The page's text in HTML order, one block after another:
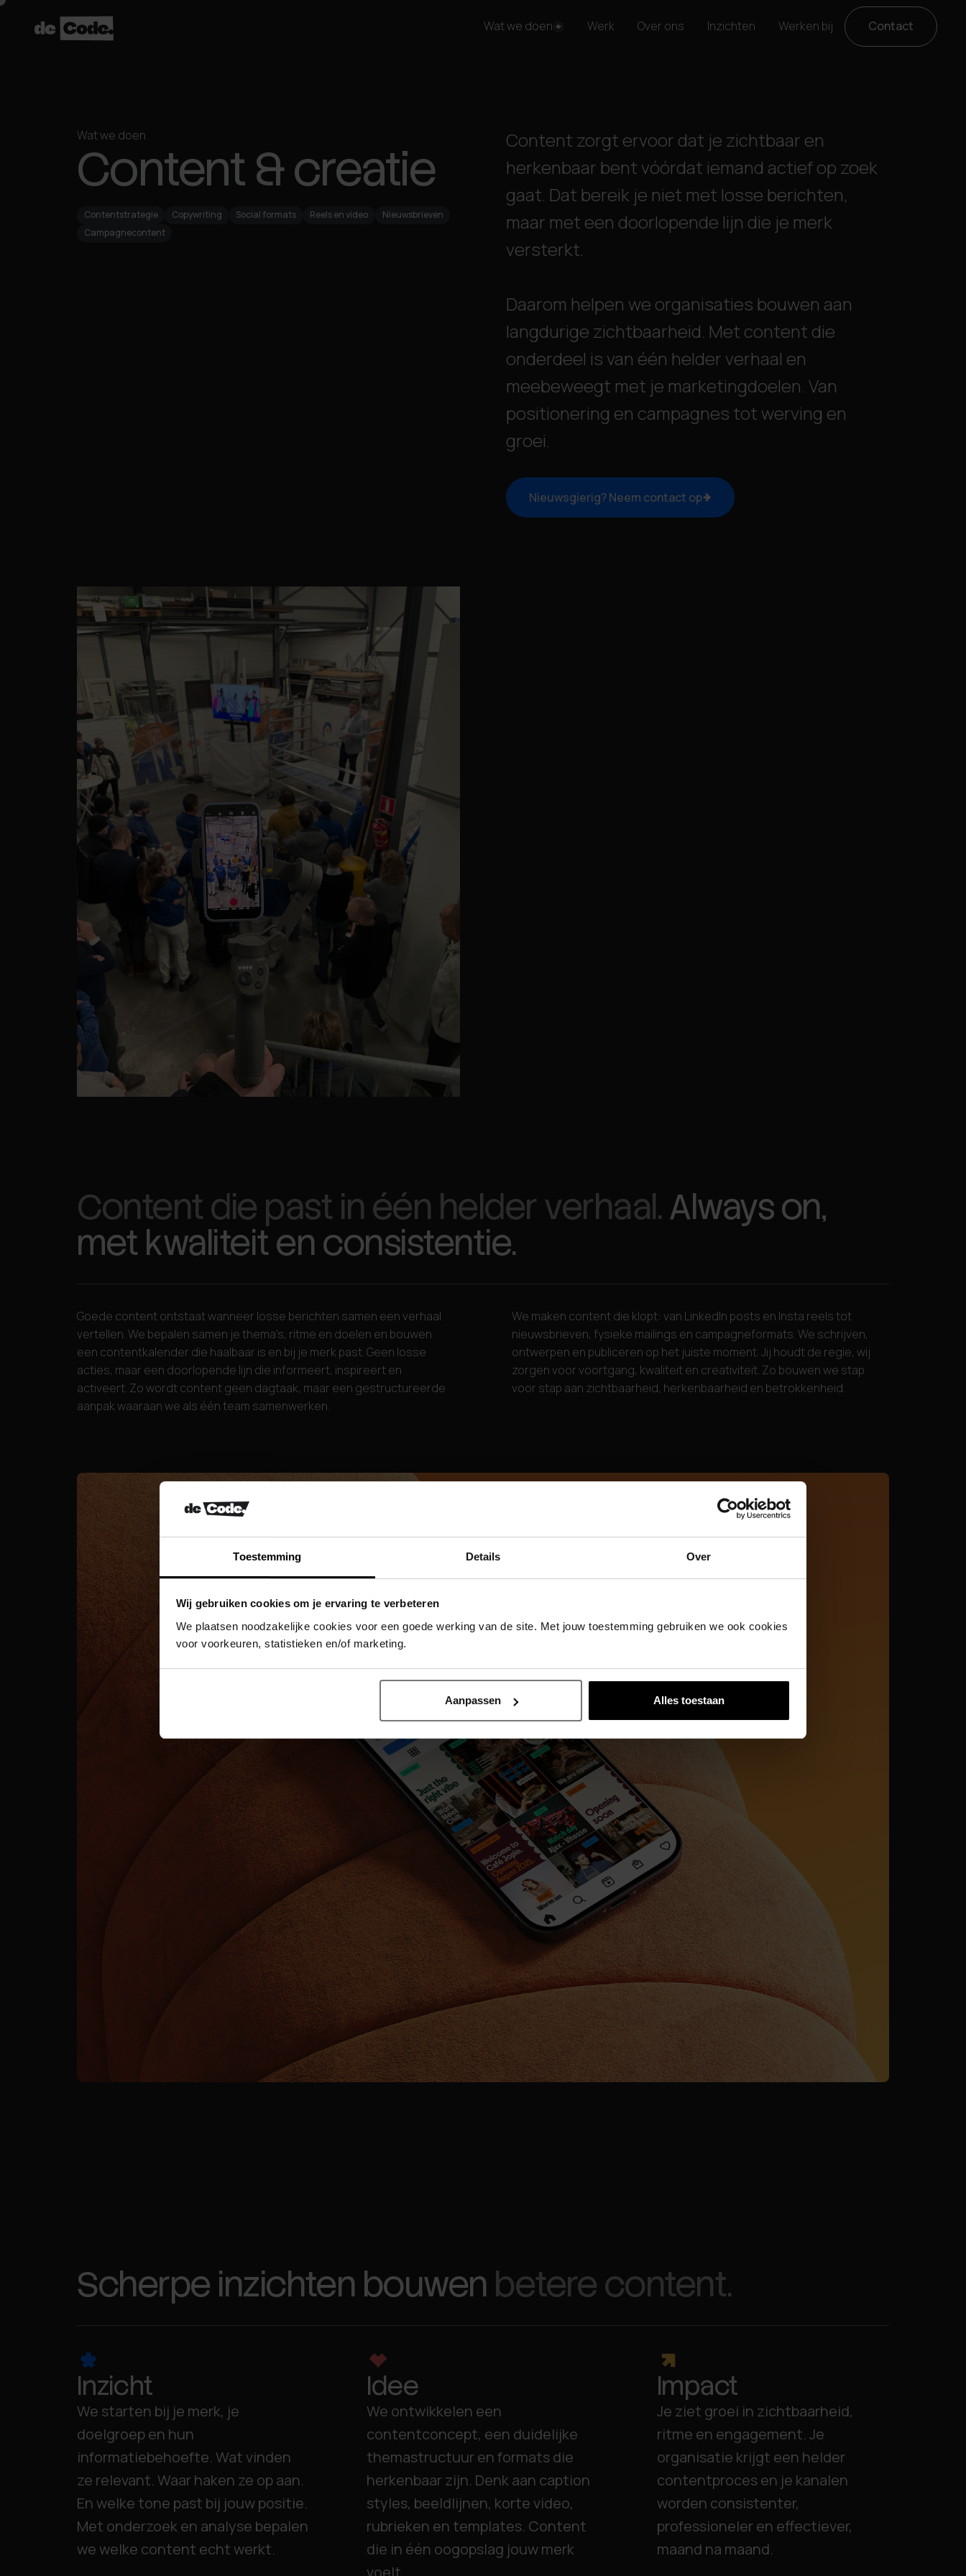
Toestemming Details Over
Wij gebruiken cookies om je ervaring te verbeteren
We plaatsen noodzakelijke cookies voor een goede werking van de site. Met jouw toestemming gebruiken we ook cookies
voor voorkeuren, statistieken en/of marketing.
Aanpassen Alles toestaan
Wat we doen Werk Over ons Inzichten Werken bij Contact
Wat we doen
Content & creatie
Contentstrategie Copywriting Social formats Reels en video
Nieuwsbrieven
Campagnecontent
Content zorgt ervoor dat je zichtbaar en
herkenbaar bent vóórdat iemand actief op zoek
gaat. Dat bereik je niet met losse berichten,
maar met een doorlopende lijn die je merk
versterkt.
Daarom helpen we organisaties bouwen aan
langdurige zichtbaarheid. Met content die
onderdeel is van één helder verhaal en
meebeweegt met je marketingdoelen. Van
positionering en campagnes tot werving en
groei.
Nieuwsgierig? Neem contact op
Content die past in één helder verhaal.Always on,
met kwaliteit en consistentie.
Goede content ontstaat wanneer losse berichten samen een verhaal
vertellen. We bepalen samen je thema’s, ritme en doelen en bouwen
een contentkalender die haalbaar is en bij je merk past. Geen losse
acties, maar een doorlopende lijn die informeert, inspireert en
activeert. Zo wordt content geen dagtaak, maar een gestructureerde
aanpak waaraan we als één team samenwerken.
We maken content die klopt: van LinkedIn posts en Insta reels tot
nieuwsbrieven, fysieke mailings en campagneformats. We schrijven,
ontwerpen en publiceren op het juiste moment. Jij houdt de regie, wij
zorgen voor voortgang, kwaliteit en creativiteit. Zo bouwen we stap
voor stap aan zichtbaarheid, herkenbaarheid en betrokkenheid.
Scherpe inzichten bouwen betere content.
Inzicht
We starten bij je merk, je
doelgroep en hun
informatiebehoefte. Wat vinden
ze relevant. Waar haken ze op aan.
En welke tone past bij jouw positie.
Met onderzoek en analyse bepalen
we welke content echt werkt.
Idee
We ontwikkelen een
contentconcept, een duidelijke
themastructuur en formats die
herkenbaar zijn. Denk aan caption
styles, beeldlijnen, korte video,
rubrieken en templates. Content
die in één oogopslag jouw merk
voelt.
Impact
Je ziet groei in zichtbaarheid,
ritme en engagement. Je
organisatie krijgt een helder
contentproces en je kanalen
worden consistenter,
professioneler en effectiever,
maand na maand.